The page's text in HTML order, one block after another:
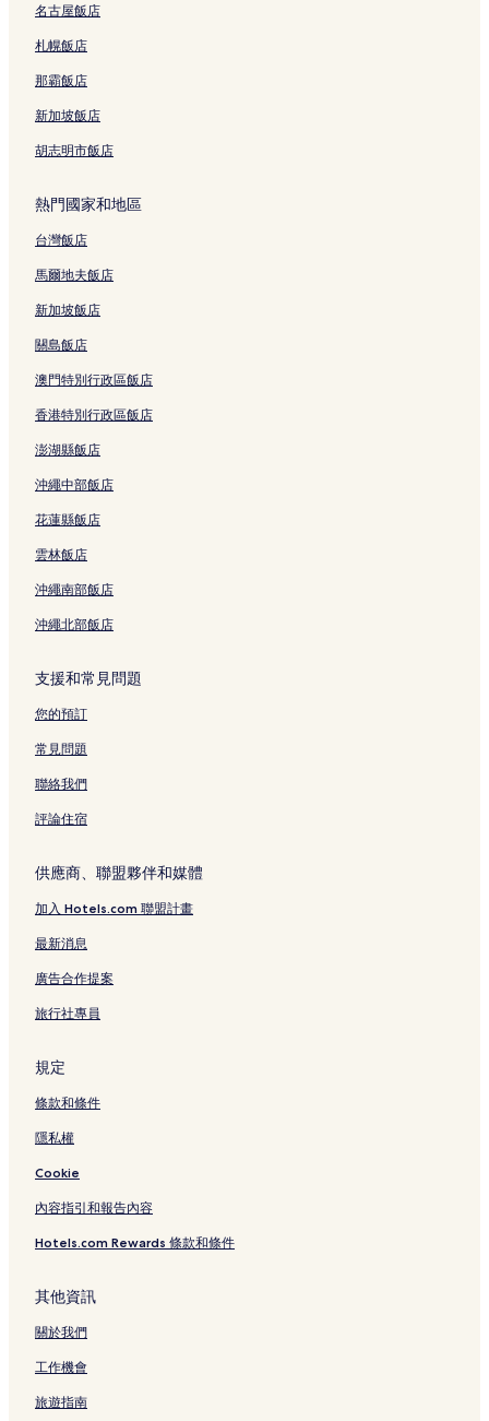
n
o
s
e
d
l
b
o
M
a
n
s
o
1
0
1
6
連
V
l
l
a
1
1
連
結
的
結
名古屋飯店
札幌飯店
那霸飯店
新加坡飯店
胡志明市飯店
熱門國家和地區
台灣飯店
馬爾地夫飯店
新加坡飯店
關島飯店
澳門特別行政區飯店
香港特別行政區飯店
澎湖縣飯店
沖繩中部飯店
花蓮縣飯店
雲林飯店
沖繩南部飯店
沖繩北部飯店
支援和常見問題
您的預訂
常見問題
聯絡我們
評論住宿
供應商、聯盟夥伴和媒體
加入 Hotels.com 聯盟計畫
最新消息
廣告合作提案
旅行社專員
規定
條款和條件
隱私權
Cookie
內容指引和報告內容
Hotels.com Rewards 條款和條件
其他資訊
關於我們
工作機會
旅遊指南